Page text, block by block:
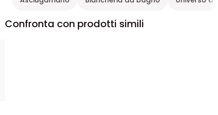
Confronta con prodotti simili